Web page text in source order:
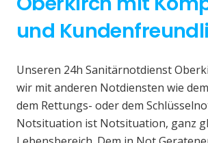
und
Unseren 24h Sanitärnotdienst
wir mit anderen Notdiensten wie
dem Rettungs- oder dem
Notsituation ist Notsituation, ganz